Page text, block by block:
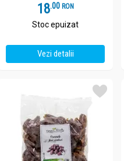
18.0 RON
Stoc epuizat
Vezi detalii